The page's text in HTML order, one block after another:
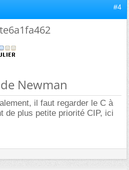
#4
Newman
il faut regarder le C à
de plus petite priorité CIP, ici